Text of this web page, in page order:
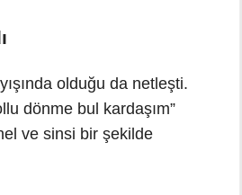
olduğu da netleşti.
dönme bul kardaşım”
ve sinsi bir şekilde